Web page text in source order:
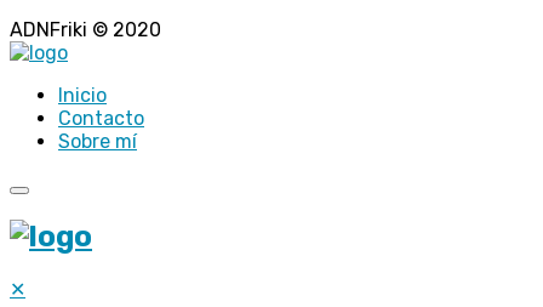
ADNFriki © 2020
Inicio
Contacto
Sobre mí
✕